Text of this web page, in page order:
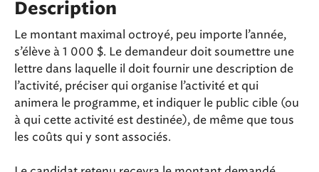
Description
Le montant maximal octroyé, peu importe l’année,
s’élève à 1 000 $. Le demandeur doit soumettre une
lettre dans laquelle il doit fournir une description de
l’activité, préciser qui organise l’activité et qui
animera le programme, et indiquer le public cible (ou
à qui cette activité est destinée), de même que tous
les coûts qui y sont associés.